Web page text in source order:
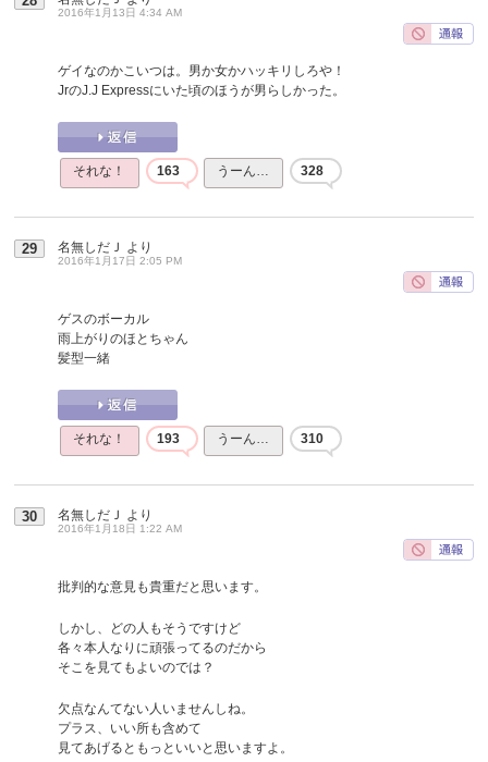
2016年1月13日 4:34 AM
ゲイなのかこいつは。男か女かハッキリしろや！
JrのJ.J Expressにいた頃のほうが男らしかった。
それな！ 163 うーん… 328
29 名無しだＪ より
2016年1月17日 2:05 PM
ゲスのボーカル
雨上がりのほとちゃん
髪型一緒
それな！ 193 うーん… 310
30 名無しだＪ より
2016年1月18日 1:22 AM
批判的な意見も貴重だと思います。
しかし、どの人もそうですけど
各々本人なりに頑張ってるのだから
そこを見てもよいのでは？
欠点なんてない人いませんしね。
プラス、いい所も含めて
見てあげるともっといいと思いますよ。